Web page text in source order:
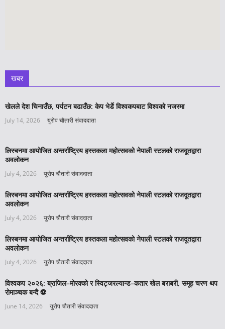
खबर
खेलले देश चिनाउँछ, पर्यटन बढाउँछ: केप भेर्डे विश्वकपबाट विश्वको नजरमा
July 14, 2026 युरोप चौतारी संवाददाता
लिस्बनमा आयोजित अन्तर्राष्ट्रिय हस्तकला महोत्सवको नेपाली स्टलको राजदूतद्वारा
अवलोकन
July 4, 2026 युरोप चौतारी संवाददाता
लिस्बनमा आयोजित अन्तर्राष्ट्रिय हस्तकला महोत्सवको नेपाली स्टलको राजदूतद्वारा
अवलोकन
July 4, 2026 युरोप चौतारी संवाददाता
लिस्बनमा आयोजित अन्तर्राष्ट्रिय हस्तकला महोत्सवको नेपाली स्टलको राजदूतद्वारा
अवलोकन
July 4, 2026 युरोप चौतारी संवाददाता
विश्वकप २०२६: ब्राजिल–मोरक्को र स्विट्जरल्यान्ड–कतार खेल बराबरी, समूह चरण थप
रोमाञ्चक बन्दै ⚽️
June 14, 2026 युरोप चौतारी संवाददाता